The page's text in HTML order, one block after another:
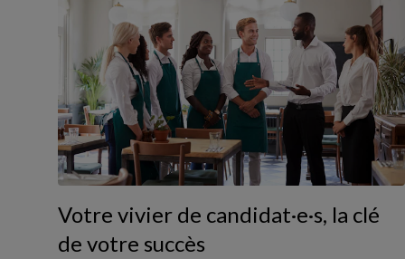
Votre vivier de candidat·e·s, la clé
de votre succès